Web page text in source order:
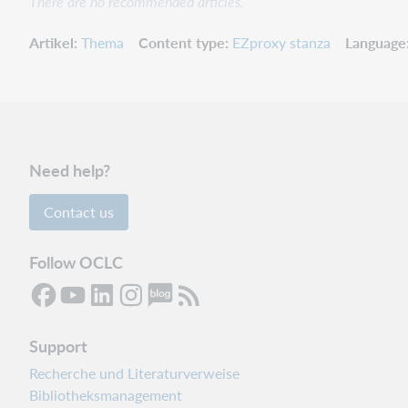
Artikel Thema Content type EZproxy stanza Language
Need help?
Contact us
Follow OCLC
Support
Recherche und Literaturverweise
Bibliotheksmanagement